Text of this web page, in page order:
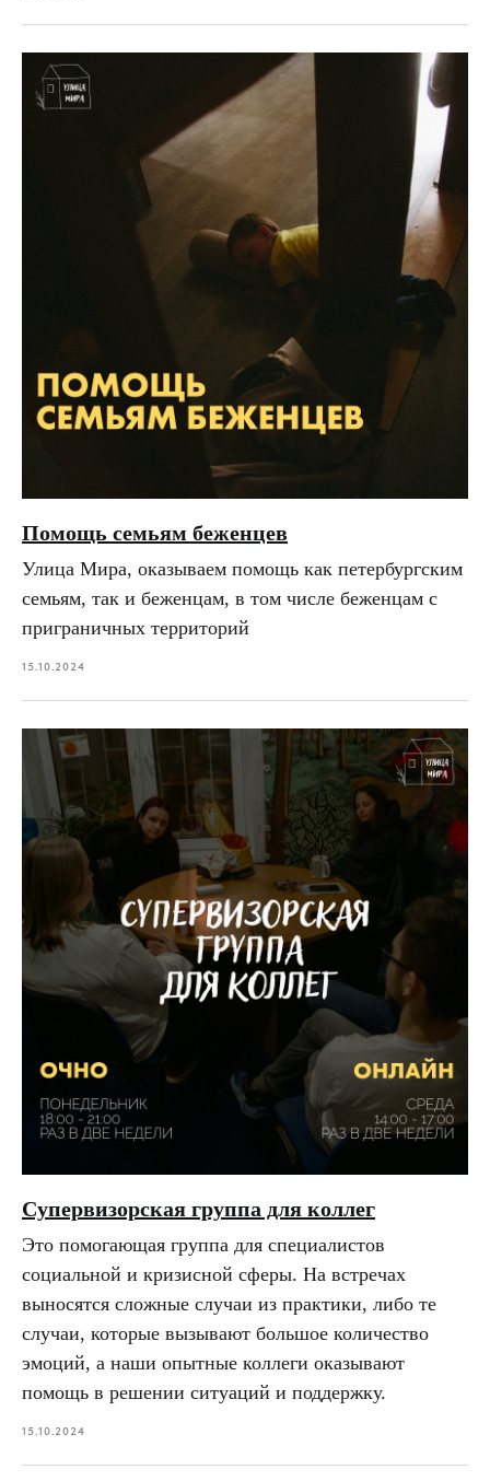
Помощь семьям беженцев
Улица Мира, оказываем помощь как петербургским
семьям, так и беженцам, в том числе беженцам с
приграничных территорий
15.10.2024
Супервизорская группа для коллег
Это помогающая группа для специалистов
социальной и кризисной сферы. На встречах
выносятся сложные случаи из практики, либо те
случаи, которые вызывают большое количество
эмоций, а наши опытные коллеги оказывают
помощь в решении ситуаций и поддержку.
15.10.2024